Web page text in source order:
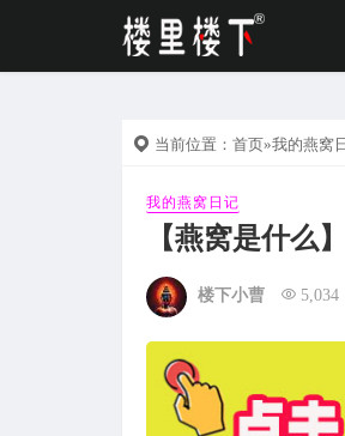
当前位置： 首页»我的燕窝
我的燕窝日记
【燕窝是什么
楼下小曹 5,034